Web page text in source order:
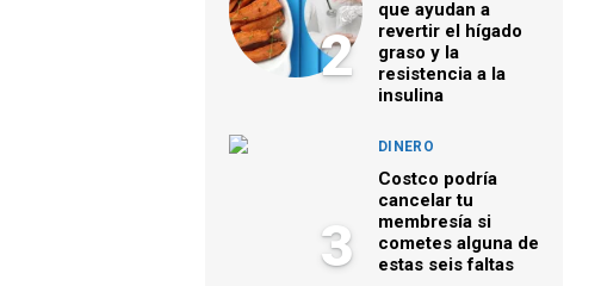
2
que ayudan a
revertir el hígado
graso y la
resistencia a la
insulina
3
DINERO
Costco podría
cancelar tu
membresía si
cometes alguna de
estas seis faltas